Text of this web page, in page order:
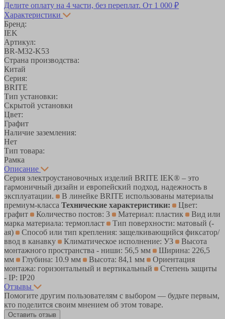
Делите оплату на 4 части, без переплат. От 1 000 ₽
Характеристики
Бренд:
IEK
Артикул:
BR-M32-K53
Страна производства:
Китай
Серия:
BRITE
Тип установки:
Скрытой установки
Цвет:
Графит
Наличие заземления:
Нет
Тип товара:
Рамка
Описание
Серия электроустановочных изделий BRITE IEK® – это
гармоничный дизайн и европейский подход, надежность в
эксплуатации.
В линейке BRITE использованы материалы
премиум-класса Технические характеристики:
Цвет:
графит
Количество постов: 3 Материал: пластик
Вид или
марка материала: термопласт
Тип поверхности: матовый (-
ая)
Способ или тип крепления: защелкивающийся фиксатор/
ввод в канавку
Климатическое исполнение: У3
Высота
монтажного пространства - ниши: 56,5 мм
Ширина: 226,5
мм
Глубина: 10.9 мм Высота: 84,1 мм
Ориентация
монтажа: горизонтальный и вертикальный
Степень защиты
- IP: IP20
Отзывы
Помогите другим пользователям с выбором — будьте первым,
кто поделится своим мнением об этом товаре.
Оставить отзыв